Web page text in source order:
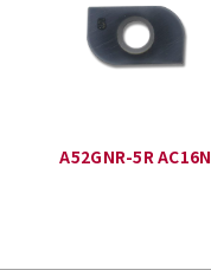
A52GNR-5R AC16N